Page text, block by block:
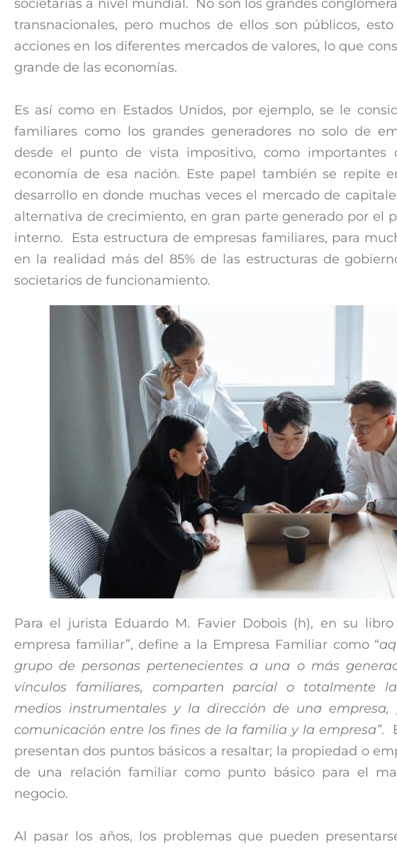
societarias a nivel mundial. No son los grandes
transnacionales, pero muchos de ellos son públicos,
acciones en los diferentes mercados de valores, lo que
grande de las economías.
Es así como en Estados Unidos, por ejemplo, se le
familiares como los grandes generadores no solo de
desde el punto de vista impositivo, como importantes
economía de esa nación. Este papel también se repite
desarrollo en donde muchas veces el mercado de
alternativa de crecimiento, en gran parte generado por el
interno. Esta estructura de empresas familiares, para
en la realidad más del 85% de las estructuras de
societarios de funcionamiento.
Para el jurista Eduardo M. Favier Dobois (h), en su
empresa familiar”, define a la Empresa Familiar como “
grupo de personas pertenecientes a una o más
vínculos familiares, comparten parcial o totalmente
medios instrumentales y la dirección de una empresa,
comunicación entre los fines de la familia y la empresa”.
presentan dos puntos básicos a resaltar; la propiedad o
de una relación familiar como punto básico para el
negocio.
Al pasar los años, los problemas que pueden